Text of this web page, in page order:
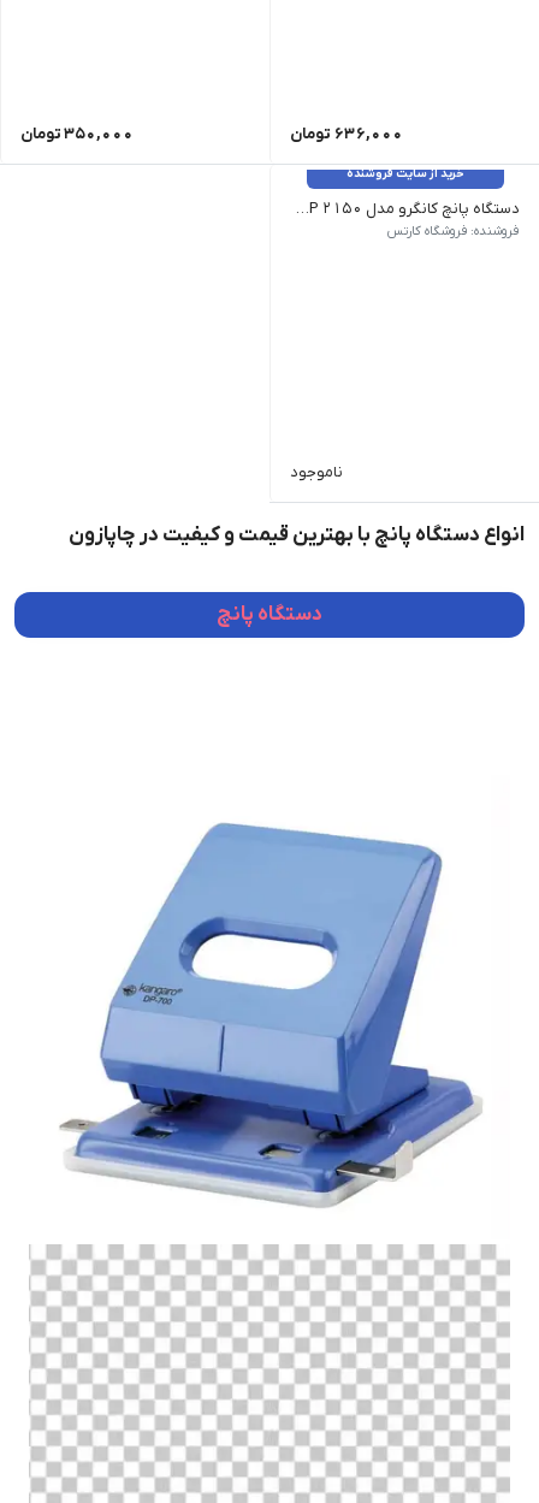
636,000 تومان 350,000تومان
خرید از سایت فروشنده
دستگاه پانچ کانگرو مدل HDP 2150 مدل:HDP-2150| ظرفیت پانچ:150 برگ کاغذ| جنس بدنه:فلزی| تعداد سوراخ:2 سوراخ| فاصله سوراخ ها از هم:8 سانتی متر| قطر هر سوراخ:6 میلی متر| خط کش:دارد| جنس خط کش:فلزی| درپوش مخزن:دارد| نوع بسته بندی:مقوایی| کشور سازنده:هندوستان| ویژگی ها:دارای خط کش دو طرفه فلزی| نمره کیفی محصول : A+++
فروشنده: فروشگاه کارتس
ناموجود
انواع دستگاه پانچ با بهترین قیمت و کیفیت در چاپازون
دستگاه پانچ